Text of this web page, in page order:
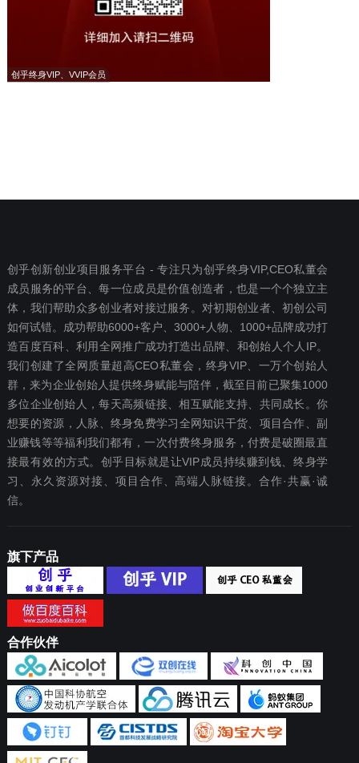
创乎终身VIP、VVIP会员
创乎创新创业项目服务平台 - 专注只为创乎终身VIP,CEO私董会
成员服务的平台、每一位成员是价值创造者，也是一个个独立主
体，我们帮助众多创业者对接过服务。对初期创业者、初创公司
如何试错。成功帮助6000+客户、3000+人物、1000+品牌成功打
造百度百科、利用全网推广成功打造出品牌、和创始人个人IP。
我们创建了全网质量超高CEO私董会，终身VIP、一万个创始人
群，来为企业创始人提供终身赋能与陪伴，截至目前已聚集1000
多位企业创始人，每天高频链接、相互赋能支持、共同成长。你
想要‬的资源，人脉、终身免费学习全网知识干货、项目合作、副
业赚钱等等福利我们都‬有，一次付费终‬身服务，付费是破圈最‬直
接最有效‬的方式。创乎目标就是让VIP成员持续赚到钱、终身学
习、永久资源对接、项目合作、高端人脉链接。合作·共赢·诚
信。
旗下产品
合作伙伴